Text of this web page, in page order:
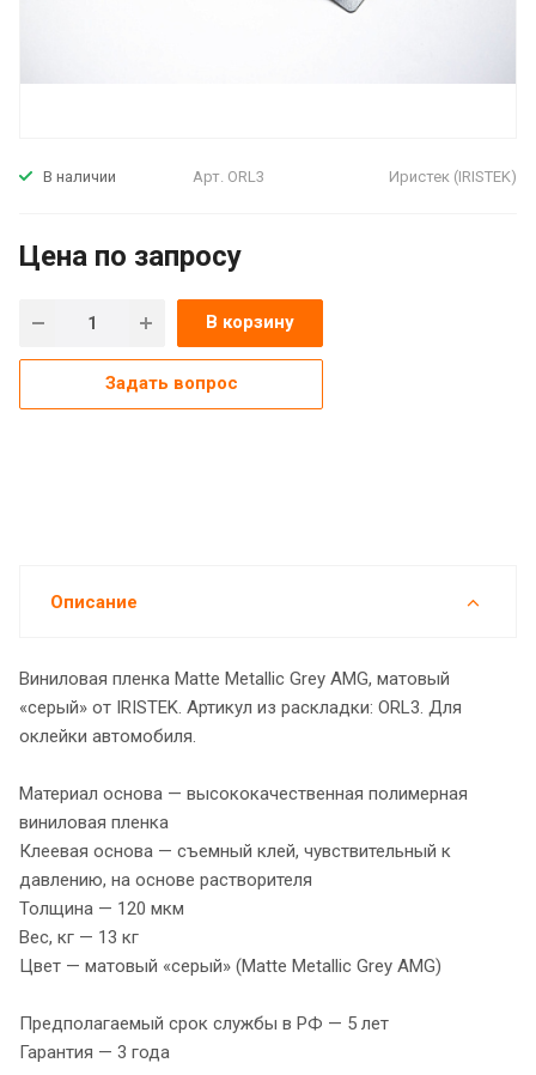
В наличии Арт. ORL3 Иристек (IRISTEK)
Цена по запросу
В корзину
Задать вопрос
Описание
Виниловая пленка Matte Metallic Grey AMG, матовый
«серый» от IRISTEK. Артикул из раскладки: ORL3. Для
оклейки автомобиля.
Материал основа — высококачественная полимерная
виниловая пленка
Клеевая основа — съемный клей, чувствительный к
давлению, на основе растворителя
Толщина — 120 мкм
Вес, кг — 13 кг
Цвет — матовый «серый» (Matte Metallic Grey AMG)
Предполагаемый срок службы в РФ — 5 лет
Гарантия — 3 года